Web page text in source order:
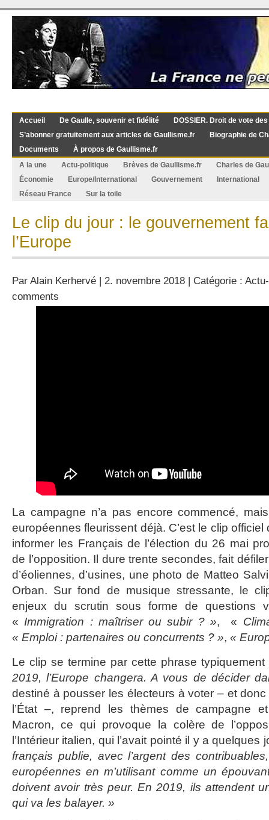
Accueil De Gaulle, souvenir et fidélité
DOSSIER. Droit de vote
S’abonner gratuitement aux articles de Gaullisme.fr
Biographie de
Documents
À propos de Gaullisme.fr
A la une
Actu-politique Brèves de Gaullisme.fr
Charles de
Économie
Europe/International Gouvernement
International
Réseau France
Sur la toile
Le clip du jour : le gouvernement
l’Europe
Par Alain Kerhervé | 2. novembre 2018 | Catégorie :
comments
La campagne n’a pas encore commencé,
européennes fleurissent déjà. C’est le clip
informer les Français de l’élection du 26 mai
de l’opposition. Il dure trente secondes, fait
d’éoliennes, d’usines, une photo de Matteo
Orban. Sur fond de musique stressante, le
enjeux du scrutin sous forme de questions
« Immigration : maîtriser ou subir ? », «
« Emploi : partenaires ou concurrents ? », «
Le clip se termine par cette phrase
2019, l’Europe changera. A vous de décider
destiné à pousser les électeurs à voter – et
l’État –, reprend les thèmes de campagne
Macron, ce qui provoque la colère de
l’Intérieur italien, qui l’avait pointé il y a quelques
français publie, avec l’argent des
européennes en m’utilisant comme un
doivent avoir très peur. En 2019, ils attendent
qui va les balayer. »